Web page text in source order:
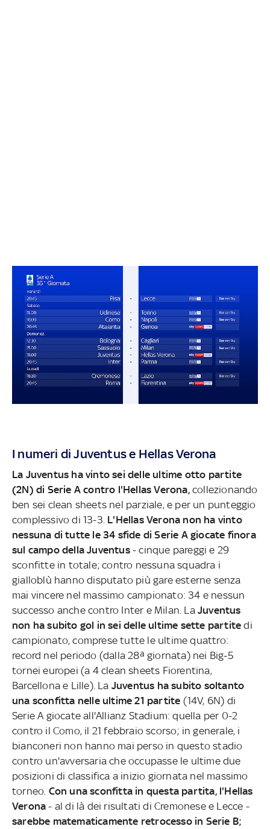
I numeri di Juventus e Hellas Verona
La Juventus ha vinto sei delle ultime otto partite
(2N) di Serie A contro l'Hellas Verona,collezionando
ben sei clean sheets nel parziale, e per un punteggio
complessivo di 13-3. L'Hellas Verona non ha vinto
nessuna di tutte le 34 sfide di Serie A giocate finora
sul campo della Juventus- cinque pareggi e 29
sconfitte in totale; contro nessuna squadra i
gialloblù hanno disputato più gare esterne senza
mai vincere nel massimo campionato: 34 e nessun
successo anche contro Inter e Milan. La Juventus
non ha subito gol in sei delle ultime sette partitedi
campionato, comprese tutte le ultime quattro:
record nel periodo (dalla 28ª giornata) nei Big-5
tornei europei (a 4 clean sheets Fiorentina,
Barcellona e Lille). La Juventus ha subito soltanto
una sconfitta nelle ultime 21 partite (14V, 6N) di
Serie A giocate all'Allianz Stadium: quella per 0-2
contro il Como, il 21 febbraio scorso; in generale, i
bianconeri non hanno mai perso in questo stadio
contro un'avversaria che occupasse le ultime due
posizioni di classifica a inizio giornata nel massimo
torneo. Con una sconfitta in questa partita, l'Hellas
Verona- al di là dei risultati di Cremonese e Lecce -
sarebbe matematicamente retrocesso in Serie B;